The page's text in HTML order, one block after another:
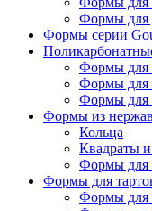
Формы для
Формы серии
Формы для
Формы для
Формы для
Формы из
Кольца
Квадраты
Формы для
Формы для
Формы для